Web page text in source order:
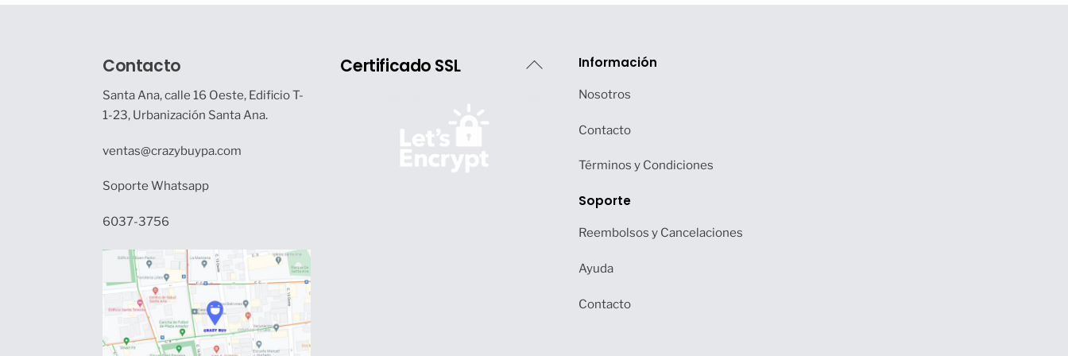
Back
Contacto
Santa Ana, calle 16 Oeste, Edificio T-
1-23, Urbanización Santa Ana.
ventas@crazybuypa.com
Soporte Whatsapp
6037-3756
Certificado SSL Información
Nosotros
Contacto
Términos y Condiciones
Soporte
Reembolsos y Cancelaciones
Ayuda
Contacto